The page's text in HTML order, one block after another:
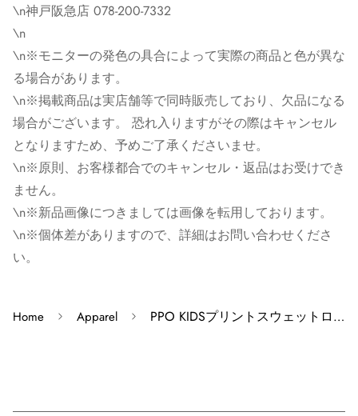
※モニターの発色の具合によって実際の商品と色が異な
る場合があります。
※掲載商品は実店舗等で同時販売しており、欠品になる
場合がございます。 恐れ入りますがその際はキャンセル
となりますため、予めご了承くださいませ。
※原則、お客様都合でのキャンセル・返品はお受けでき
ません。
※ゴローズの新品画像につきましては画像を転用してお
ります。新品レザー商品のビーズに関しては画像と異な
る場合がございます。また、色指定は出来かねますので
ご了承ください。
い。
\n神戸阪急店 078-200-7332
\n
\n※モニターの発色の具合によって実際の商品と色が異な
る場合があります。
\n※掲載商品は実店舗等で同時販売しており、欠品になる
場合がございます。 恐れ入りますがその際はキャンセル
となりますため、予めご了承くださいませ。
\n※原則、お客様都合でのキャンセル・返品はお受けでき
ません。
\n※新品画像につきましては画像を転用しております。
\n※個体差がありますので、詳細はお問い合わせくださ
い。
Home Apparel PPO KIDSプリントスウェットロングパンツ M